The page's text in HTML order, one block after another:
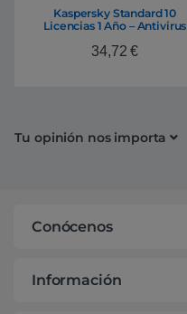
Kaspersky Standard 10
Licencias 1 Año – Antivirus
34,72€
Tu opinión nos importa
Conócenos
Información